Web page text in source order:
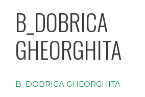
B_DOBRICA
GHEORGHITA
B_DOBRICA GHEORGHITA